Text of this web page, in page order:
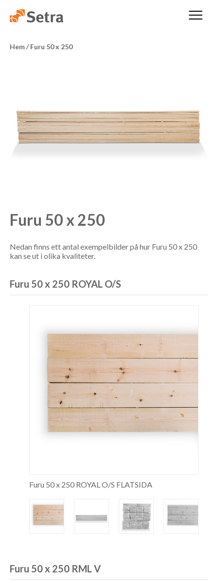
Hem/ Furu 50 x 250
Furu 50 x 250
Nedan finns ett antal exempelbilder på hur Furu 50 x 250
kan se ut i olika kvaliteter.
Furu 50 x 250 ROYAL O/S
Furu 50 x 250 ROYAL O/S FLATSIDA
Furu 50 x 250 RML V